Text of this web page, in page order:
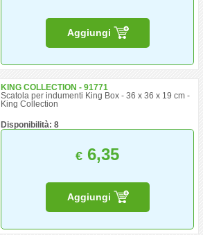
Aggiungi
KING COLLECTION - 91771
Scatola per indumenti King Box - 36 x 36 x 19 cm -
King Collection
Disponibilità: 8
€ 6,35
Aggiungi